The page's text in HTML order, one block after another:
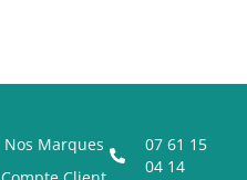
Nos Marques
07 61 15
04 14